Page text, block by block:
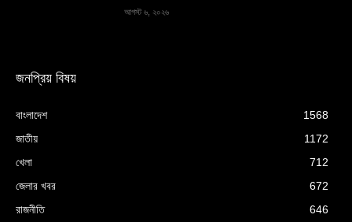
আগস্ট ৬, ২০২৬
জনপ্রিয় বিষয়
বাংলাদেশ
1568
জাতীয়
1172
খেলা
712
জেলার খবর
672
রাজনীতি
646